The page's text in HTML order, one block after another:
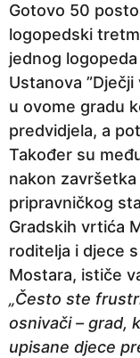
d
i
n
e
p
r
i
j
e
Gotovo 50
logopedski
jednog
Ustanova
u ovome gradu
predvidjela, a
Također su
nakon
pripravničkog
Gradskih vrtića
roditelja i djece
Mostara, ističe
„Često ste
osnivači – grad,
upisane djece